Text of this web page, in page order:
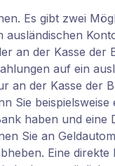
Es gibt zwei
ausländischen
an der Kasse der
auf ein
an der Kasse der
Sie beispielsweise
haben und eine
Sie an
Eine direkte